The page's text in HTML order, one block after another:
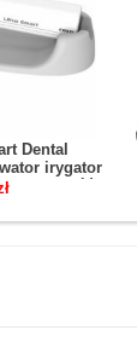
Dental
irygator
rękojeść